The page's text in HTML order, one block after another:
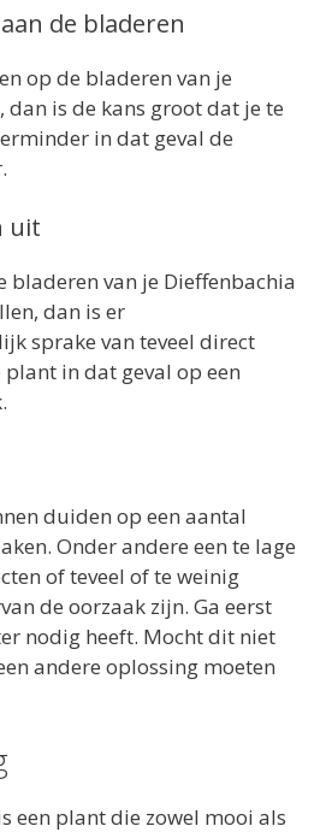
de bladeren
op de bladeren van je
dan is de kans groot dat je te
in dat geval de
uit
bladeren van je Dieffenbachia
dan is er
sprake van teveel direct
in dat geval op een
duiden op een aantal
Onder andere een te lage
of teveel of te weinig
de oorzaak zijn. Ga eerst
nodig heeft. Mocht dit niet
andere oplossing moeten
een plant die zowel mooi als